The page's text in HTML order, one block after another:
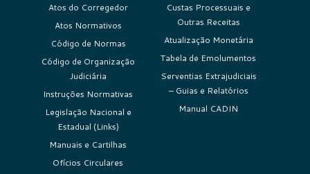
Atos do Corregedor
Atos Normativos
Código de Normas
Código de Organização
Judiciária
Instruções Normativas
Legislação Nacional e
Estadual (Links)
Manuais e Cartilhas
Ofícios Circulares
Custas Processuais e
Outras Receitas
Atualização Monetária
Tabela de Emolumentos
Serventias Extrajudiciais
– Guias e Relatórios
Manual CADIN